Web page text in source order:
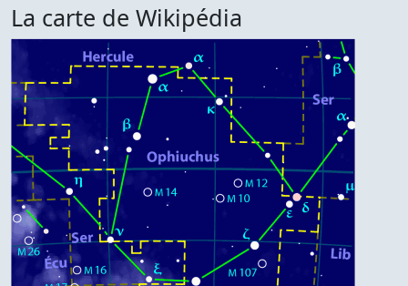
La carte de Wikipédia